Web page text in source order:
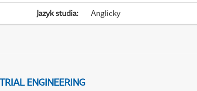
Jazyk studia: Anglicky
ENGINEERING